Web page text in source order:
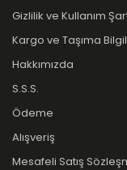
Gizlilik ve Kullanım
Kargo ve Taşıma
Hakkımızda
S.S.S.
Ödeme
Alışveriş
Mesafeli Satış